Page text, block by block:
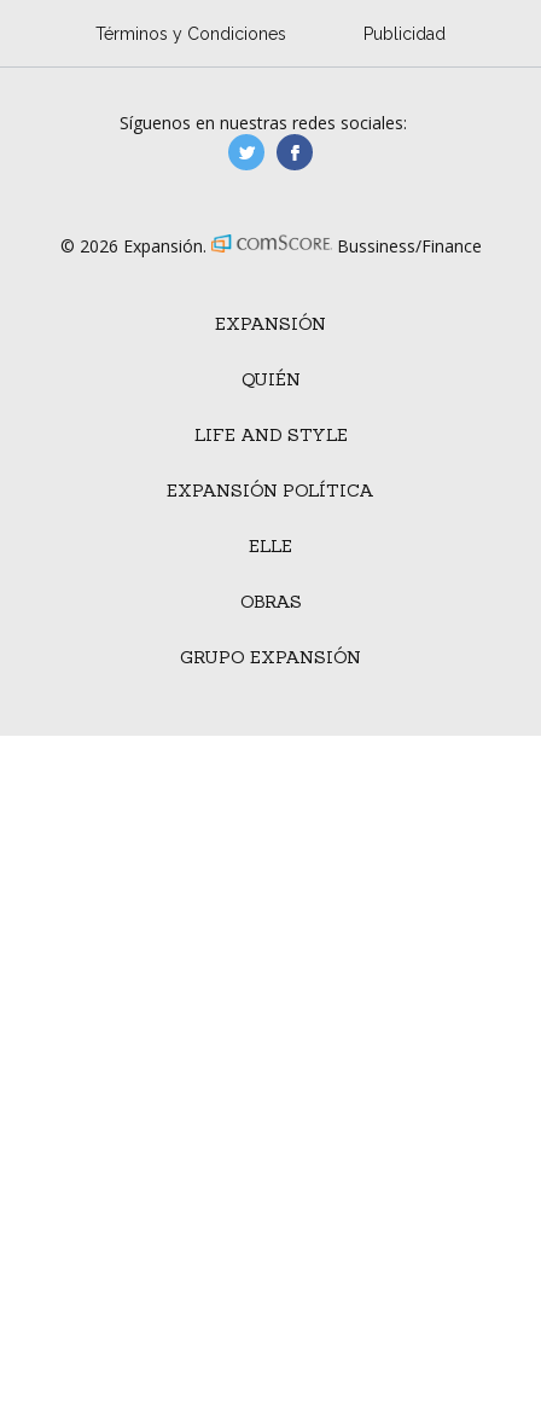
Términos y Condiciones Publicidad
EXPANSIÓN
QUIÉN
LIFE AND STYLE
EXPANSIÓN POLÍTICA
ELLE
OBRAS
GRUPO EXPANSIÓN
Síguenos en nuestras redes sociales:
manufacturaGE
© 2026 Expansión. Bussiness/Finance